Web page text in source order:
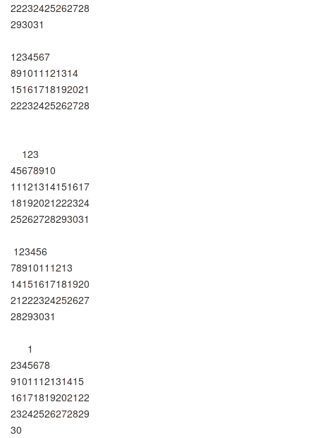
22232425262728
293031
1234567
891011 121314
15161718192021
22232425262728
123
45678910
11 121314151617
18192021222324
25262728293031
123456
7891011 1213
14151617181920
21222324252627
28293031
1
2345678
91011 12131415
16171819202122
23242526272829
30